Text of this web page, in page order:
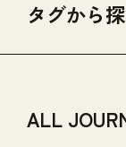
ABOUT
タグから
#ゆったりと自然
ALL